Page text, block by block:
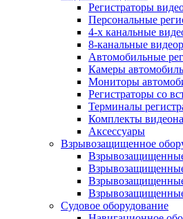
Регистраторы
Персональные
4-х канальные
8-канальные
Автомобильные
Камеры
Мониторы
Регистраторы со
Терминалы
Комплекты
Аксессуары
Взрывозащищенное
Судовое оборудование